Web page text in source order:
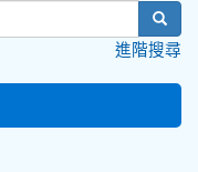
進階搜尋